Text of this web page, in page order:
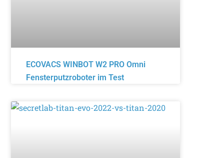
ECOVACS WINBOT W2 PRO Omni
Fensterputzroboter im Test